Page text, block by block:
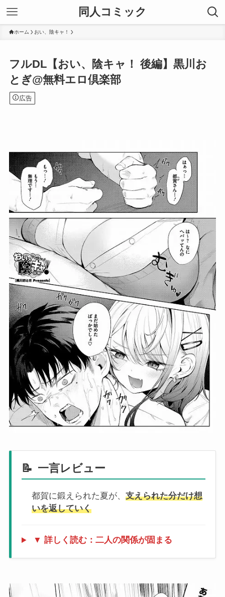
同人コミック
ホーム おい、陰キャ！
フルDL【おい、陰キャ！ 後編】黒川お
とぎ@無料エロ倶楽部
広告
📝 一言レビュー
都賀に鍛えられた夏が、支えられた分だけ想
いを返していく
▼ 詳しく読む：二人の関係が固まる